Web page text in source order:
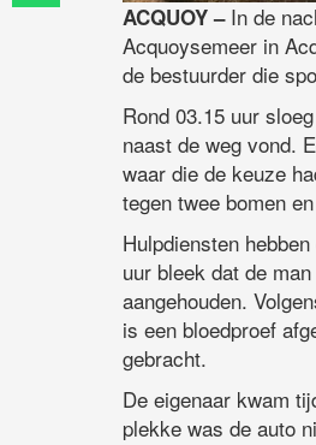
ACQUOY – In de
Acquoysemeer in
de bestuurder die
Rond 03.15 uur
naast de weg vond.
waar die de keuze
tegen twee bomen
Hulpdiensten
uur bleek dat de
aangehouden.
is een bloedproef
gebracht.
De eigenaar kwam
plekke was de auto